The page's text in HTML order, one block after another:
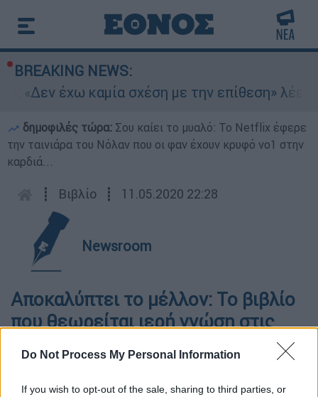
Do Not Process My Personal Information
If you wish to opt-out of the sale, sharing to third parties, or
BREAKING NEWS:
«Δεν έχω καμία σχέση με την επίθεση» λέει
δημοφιλές τώρα: Σου καίει το μυαλό: Το Netflix έφερε
την ταινιάρα του Νόλαν που οι φαν έχουν κρυφό νο1 στην
καρδιά...
┋ Βιβλίο ┋ 11.05.2020 22:28
Newsroom
Αποκαλύπτει το μέλλον: Το βιβλίο
που θεωρείται ιερή γνώση στις
μεταφράσει κανείς
Για χρόνια οι περισσότεροι αγνοούσαν την ύπαρξή του